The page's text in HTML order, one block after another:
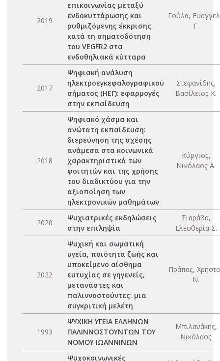
2019
επικοινωνίας μεταξύ
ενδοκυττάρωσης και
ρυθμιζόμενης έκκρισης
κατά τη σηματοδότηση
του VEGFR2 στα
ενδοθηλιακά κύτταρα
Γούλα,
Γ.
2017
Ψηφιακή ανάλυση
ηλεκτροεγκεφαλογραφικού
σήματος (ΗΕΓ): εφαρμογές
στην εκπαίδευση
Στεφανίδης,
Βασίλειος Κ.
2018
Ψηφιακό χάσμα και
ανώτατη εκπαίδευση:
διερεύνηση της σχέσης
ανάμεσα στα κοινωνικά
χαρακτηριστικά των
φοιτητών και της χρήσης
του διαδικτύου για την
αξιοποίηση των
ηλεκτρονικών μαθημάτων
Κύργιος,
Νικόλαος Α.
2020
Ψυχιατρικές εκδηλώσεις
στην επιληψία
Σιαράβα,
Ελευθερία Σ.
2022
Ψυχική και σωματική
υγεία, ποιότητα ζωής και
υποκείμενο αίσθημα
ευτυχίας σε γηγενείς,
μετανάστες και
παλιννοστούντες: μια
συγκριτική μελέτη
Πράπας,
Ν.
1993
ΨΥΧΙΚΗ ΥΓΕΙΑ ΕΛΛΗΝΩΝ
ΠΑΛΙΝΝΟΣΤΟΥΝΤΩΝ ΤΟΥ
ΝΟΜΟΥ ΙΩΑΝΝΙΝΩΝ
Μπιλανάκης,
Νικόλαος
Ψυχοκοινωνικές